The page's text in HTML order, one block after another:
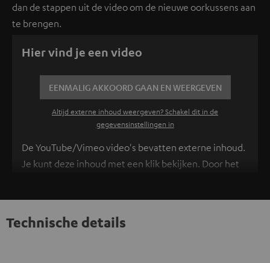
dan de stappen uit de video om de nieuwe oorkussens aan
te brengen.
Hier vind je een video
EENMALIG AKKOORD GAAN EN WEERGEVEN
Altijd externe inhoud weergeven? Schakel dit in de
gegevensinstellingen in
De YouTube/Vimeo video's bevatten externe inhoud.
Je kunt deze inhoud met een klik bekijken. Door het
hierover vind je in onsprivacybeleid
Technische details